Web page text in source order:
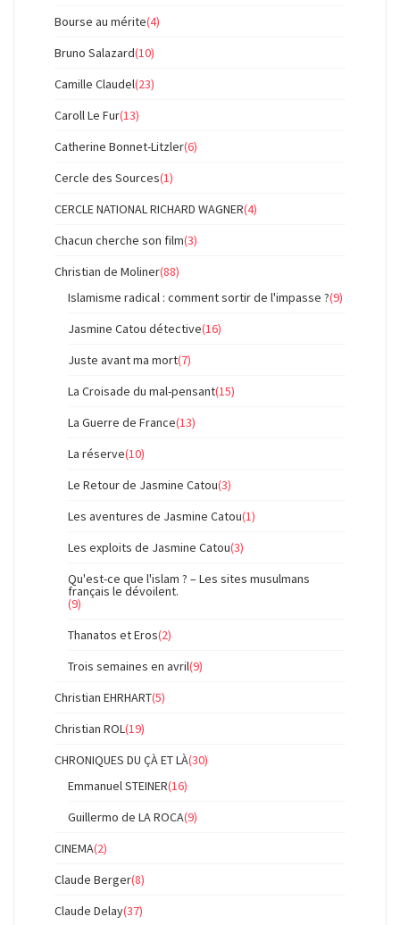
Bourse au mérite(4)
Bruno Salazard(10)
Camille Claudel(23)
Caroll Le Fur(13)
Catherine Bonnet-Litzler(6)
Cercle des Sources(1)
CERCLE NATIONAL RICHARD WAGNER(4)
Chacun cherche son film(3)
Christian de Moliner(88)
Islamisme radical : comment sortir de l'impasse ?(9)
Jasmine Catou détective(16)
Juste avant ma mort(7)
La Croisade du mal-pensant(15)
La Guerre de France(13)
La réserve(10)
Le Retour de Jasmine Catou(3)
Les aventures de Jasmine Catou(1)
Les exploits de Jasmine Catou(3)
Qu'est-ce que l'islam ? – Les sites musulmans
français le dévoilent.
(9)
Thanatos et Eros(2)
Trois semaines en avril(9)
Christian EHRHART(5)
Christian ROL(19)
CHRONIQUES DU ÇÀ ET LÀ(30)
Emmanuel STEINER(16)
Guillermo de LA ROCA(9)
CINEMA(2)
Claude Berger(8)
Claude Delay(37)